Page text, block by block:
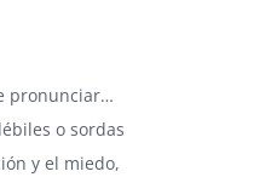
pronunciar…
o sordas
y el miedo,